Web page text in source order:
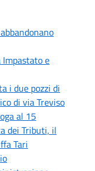
Impastato e
i due pozzi di
di via Treviso
al 15
dei Tributi, il
Tari